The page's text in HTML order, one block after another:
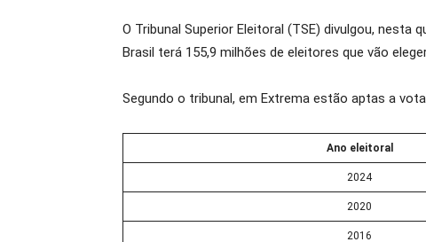
O Tribunal Superior Eleitoral (TSE) divulgou,
Brasil terá 155,9 milhões de eleitores que vão
Segundo o tribunal, em Extrema estão aptas a
Ano eleitoral
2024
2020
2016